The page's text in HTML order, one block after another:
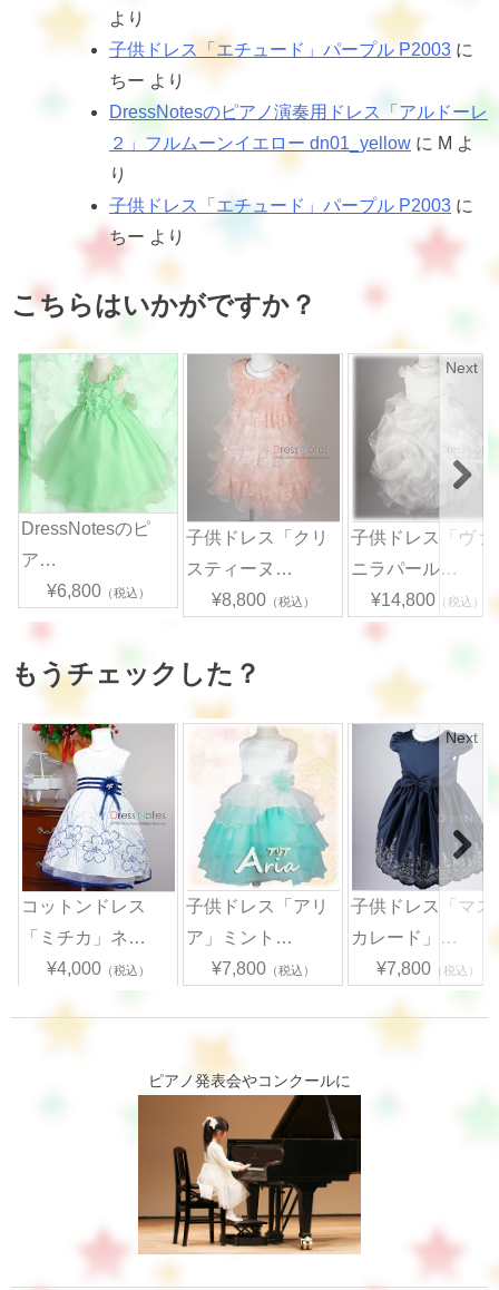
より
子供ドレス「エチュード」パープル P2003 に
ちー より
DressNotesのピアノ演奏用ドレス「アルドーレ
２」フルムーンイエロー dn01_yellow に M よ
り
子供ドレス「エチュード」パープル P2003 に
ちー より
こちらはいかがですか？
DressNotesのピ
ア…
¥6,800（税込）
子供ドレス「クリ
スティーヌ…
¥8,800（税込）
子供ドレス「ヴァ
ニラパール…
¥14,800 （税込）
Next
もうチェックした？
コットンドレス
「ミチカ」ネ…
¥4,000（税込）
子供ドレス「アリ
ア」ミント…
¥7,800（税込）
子供ドレス「マス
カレード」…
¥7,800（税込）
Next
ピアノ発表会やコンクールに